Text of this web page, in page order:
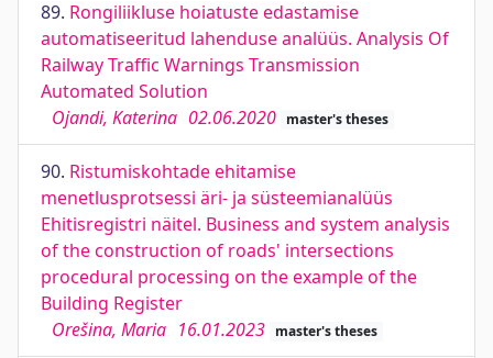
89. Rongiliikluse hoiatuste edastamise
automatiseeritud lahenduse analüüs. Analysis Of
Railway Traffic Warnings Transmission
Automated Solution
Ojandi, Katerina 02.06.2020 master's theses
90. Ristumiskohtade ehitamise
menetlusprotsessi äri- ja süsteemianalüüs
Ehitisregistri näitel. Business and system analysis
of the construction of roads' intersections
procedural processing on the example of the
Building Register
Orešina, Maria 16.01.2023 master's theses